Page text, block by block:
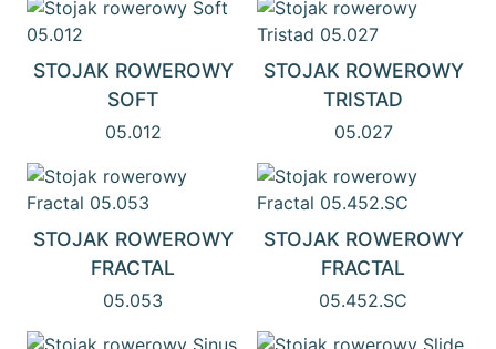
STOJAK ROWEROWY
SOFT
05.012
STOJAK ROWEROWY
TRISTAD
05.027
STOJAK ROWEROWY
FRACTAL
05.053
STOJAK ROWEROWY
FRACTAL
05.452.SC